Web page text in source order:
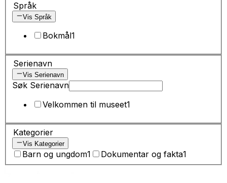
Språk
Vis Språk
Bokmål1
Serienavn
Vis Serienavn
Søk Serienavn
Velkommen til museet1
Kategorier
Vis Kategorier
Barn og ungdom1 Dokumentar og fakta1